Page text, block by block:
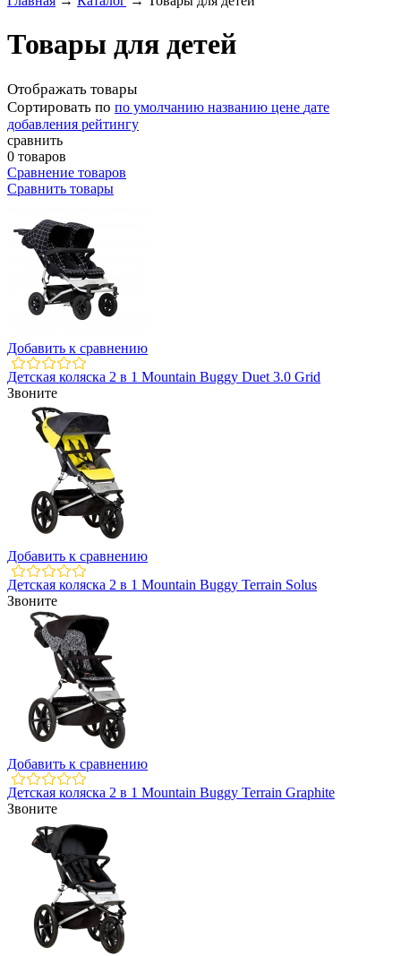
Товары для детей
Отображать товары
Сортировать по по умолчанию названию цене дате
добавления рейтингу
сравнить
0 товаров
Сравнение товаров
Сравнить товары
Добавить к сравнению
Детская коляска 2 в 1 Mountain Buggy Duet 3.0 Grid
Звоните
Добавить к сравнению
Детская коляска 2 в 1 Mountain Buggy Terrain Solus
Звоните
Добавить к сравнению
Детская коляска 2 в 1 Mountain Buggy Terrain Graphite
Звоните